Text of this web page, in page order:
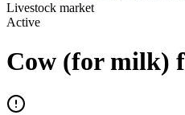
Livestock market
Active
Cow (for milk)